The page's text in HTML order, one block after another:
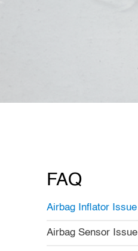
FAQ
Airbag Inflator Issue
Airbag Sensor Issue